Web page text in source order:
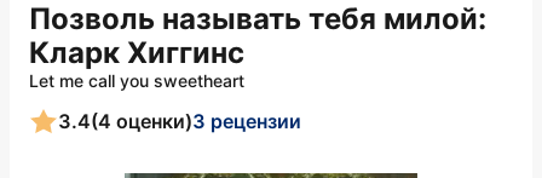
Позволь называть тебя милой:
Кларк Хиггинс
Let me call you sweetheart
3.4(4 оценки)3 рецензии